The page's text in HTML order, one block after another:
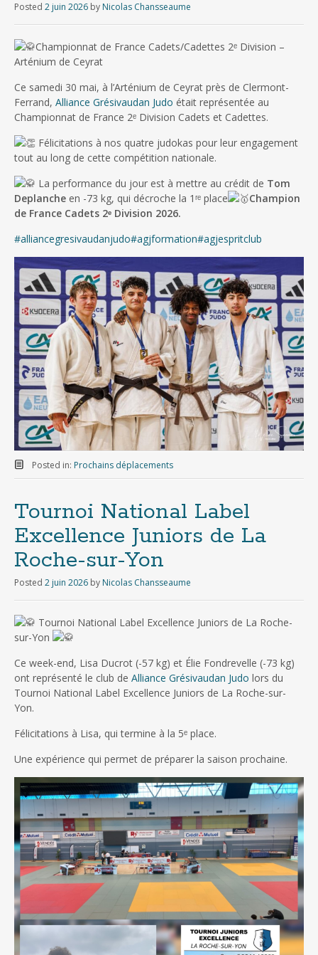
Posted 2 juin 2026 by Nicolas Chansseaume
Championnat de France Cadets/Cadettes 2ᵉ Division –
Arténium de Ceyrat
Ce samedi 30 mai, à l’Arténium de Ceyrat près de Clermont-
Ferrand, Alliance Grésivaudan Judo était représentée au
Championnat de France 2ᵉ Division Cadets et Cadettes.
Félicitations à nos quatre judokas pour leur engagement
tout au long de cette compétition nationale.
La performance du jour est à mettre au crédit de Tom
Deplanche en -73 kg, qui décroche la 1ʳᵉ place
Champion
de France Cadets 2ᵉ Division 2026.
#alliancegresivaudanjudo#agjformation#agjespritclub
Posted in: Prochains déplacements
Tournoi National Label
Excellence Juniors de La
Roche-sur-Yon
Posted 2 juin 2026 by Nicolas Chansseaume
Tournoi National Label Excellence Juniors de La Roche-
sur-Yon
Ce week-end, Lisa Ducrot (-57 kg) et Élie Fondrevelle (-73 kg)
ont représenté le club de Alliance Grésivaudan Judo lors du
Tournoi National Label Excellence Juniors de La Roche-sur-
Yon.
Félicitations à Lisa, qui termine à la 5ᵉ place.
Une expérience qui permet de préparer la saison prochaine.